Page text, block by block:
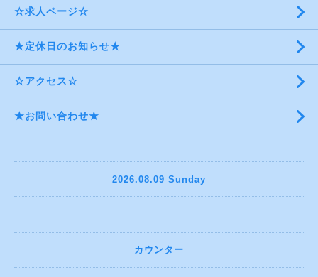
☆求人ページ☆
★定休日のお知らせ★
☆アクセス☆
★お問い合わせ★
2026.08.09 Sunday
カウンター